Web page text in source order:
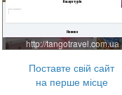
http://tangotravel.com.ua
Поставте свій сайт
на перше місце